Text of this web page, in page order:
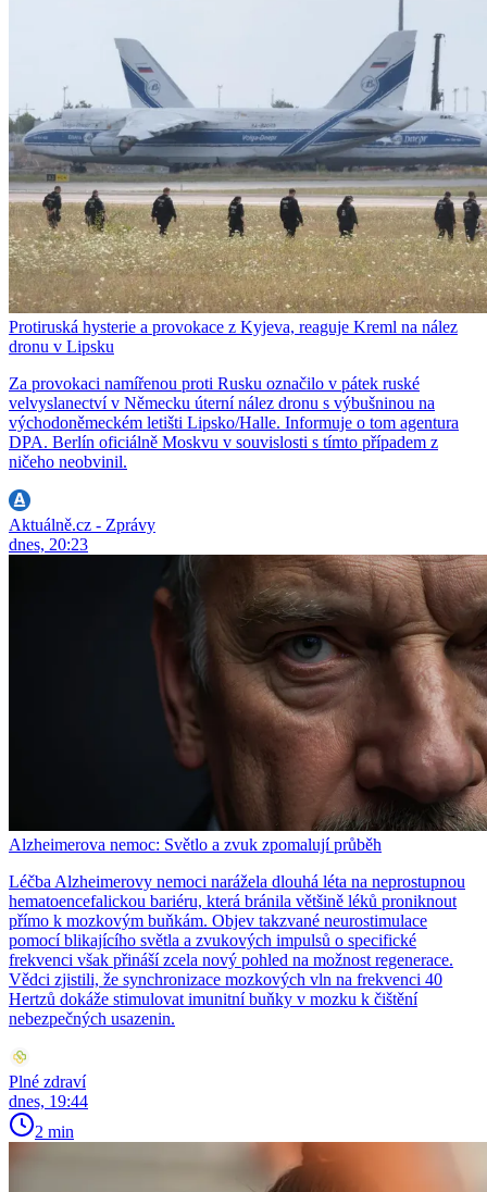
Protiruská hysterie a provokace z Kyjeva, reaguje Kreml na nález
dronu v Lipsku
Za provokaci namířenou proti Rusku označilo v pátek ruské
velvyslanectví v Německu úterní nález dronu s výbušninou na
východoněmeckém letišti Lipsko/Halle. Informuje o tom agentura
DPA. Berlín oficiálně Moskvu v souvislosti s tímto případem z
ničeho neobvinil.
Aktuálně.cz - Zprávy
dnes, 20:23
Alzheimerova nemoc: Světlo a zvuk zpomalují průběh
Léčba Alzheimerovy nemoci narážela dlouhá léta na neprostupnou
hematoencefalickou bariéru, která bránila většině léků proniknout
přímo k mozkovým buňkám. Objev takzvané neurostimulace
pomocí blikajícího světla a zvukových impulsů o specifické
frekvenci však přináší zcela nový pohled na možnost regenerace.
Vědci zjistili, že synchronizace mozkových vln na frekvenci 40
Hertzů dokáže stimulovat imunitní buňky v mozku k čištění
nebezpečných usazenin.
Plné zdraví
dnes, 19:44
2 min